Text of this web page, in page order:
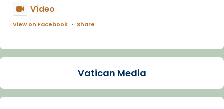
Vídeo
View on Facebook · Share
Arquebisbat de Barcelona
La Carmina va patir depressió. Fa gairebé
dos mesos, a l'Estadi Lluís Companys, la
Vatican Media